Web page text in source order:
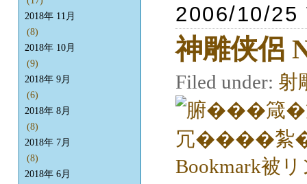
2006/10/25
神雕侠侶
Filed under: 射
2018年 11月
(8)
2018年 10月
(9)
2018年 9月
(6)
2018年 8月
(8)
2018年 7月
(8)
2018年 6月